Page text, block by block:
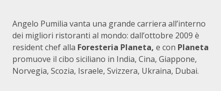
Angelo Pumilia vanta una grande carriera all’interno
dei migliori ristoranti al mondo: dall’ottobre 2009 è
resident chef alla Foresteria Planeta, e con Planeta
promuove il cibo siciliano in India, Cina, Giappone,
Norvegia, Scozia, Israele, Svizzera, Ukraina, Dubai.